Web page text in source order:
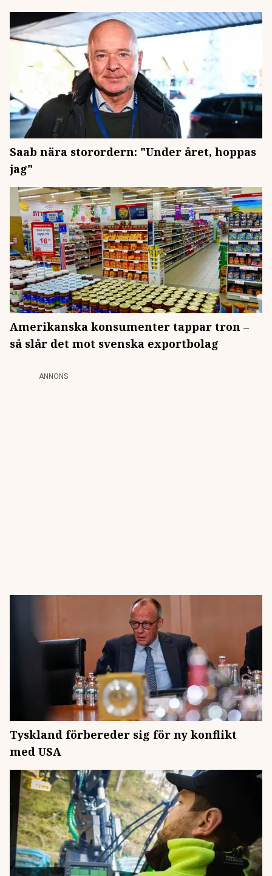
Saab nära storordern: "Under året, hoppas
jag"
Amerikanska konsumenter tappar tron –
så slår det mot svenska exportbolag
ANNONS
Tyskland förbereder sig för ny konflikt
med USA